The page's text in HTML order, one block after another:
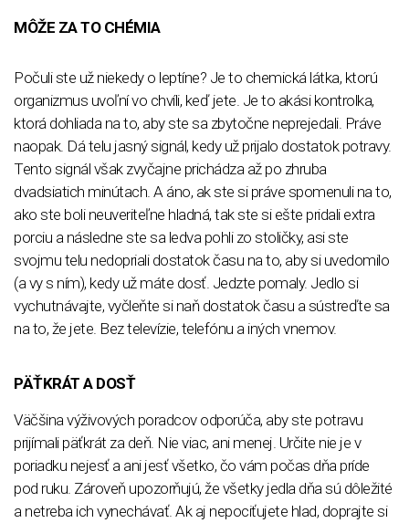
MÔŽE ZA TO CHÉMIA
Počuli ste už niekedy o leptíne? Je to chemická látka, ktorú
organizmus uvoľní vo chvíli, keď jete. Je to akási kontrolka,
ktorá dohliada na to, aby ste sa zbytočne neprejedali. Práve
naopak. Dá telu jasný signál, kedy už prijalo dostatok potravy.
Tento signál však zvyčajne prichádza až po zhruba
dvadsiatich minútach. A áno, ak ste si práve spomenuli na to,
ako ste boli neuveriteľne hladná, tak ste si ešte pridali extra
porciu a následne ste sa ledva pohli zo stoličky, asi ste
svojmu telu nedopriali dostatok času na to, aby si uvedomilo
(a vy s ním), kedy už máte dosť. Jedzte pomaly. Jedlo si
vychutnávajte, vyčleňte si naň dostatok času a sústreďte sa
na to, že jete. Bez televízie, telefónu a iných vnemov.
PÄŤKRÁT A DOSŤ
Väčšina výživových poradcov odporúča, aby ste potravu
prijímali päťkrát za deň. Nie viac, ani menej. Určite nie je v
poriadku nejesť a ani jesť všetko, čo vám počas dňa príde
pod ruku. Zároveň upozorňujú, že všetky jedla dňa sú dôležité
a netreba ich vynechávať. Ak aj nepociťujete hlad, doprajte si